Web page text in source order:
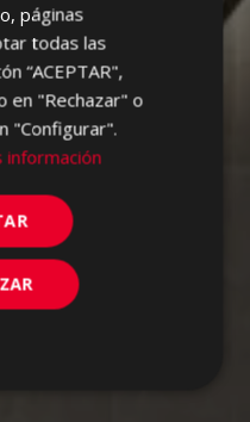
páginas
todas las
“ACEPTAR",
en "Rechazar" o
"Configurar".
información